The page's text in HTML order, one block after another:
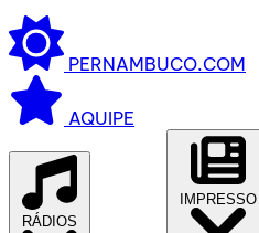
PERNAMBUCO.COM
AQUIPE
RÁDIOS
IMPRESSO